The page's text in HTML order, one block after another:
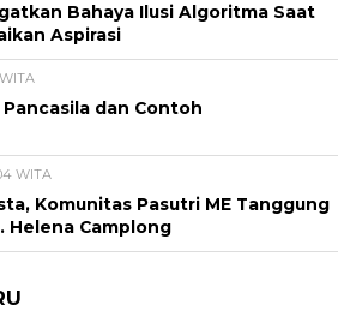
Bahaya Ilusi Algoritma Saat
Aspirasi
dan Contoh
WITA
Komunitas Pasutri ME Tanggung
Helena Camplong